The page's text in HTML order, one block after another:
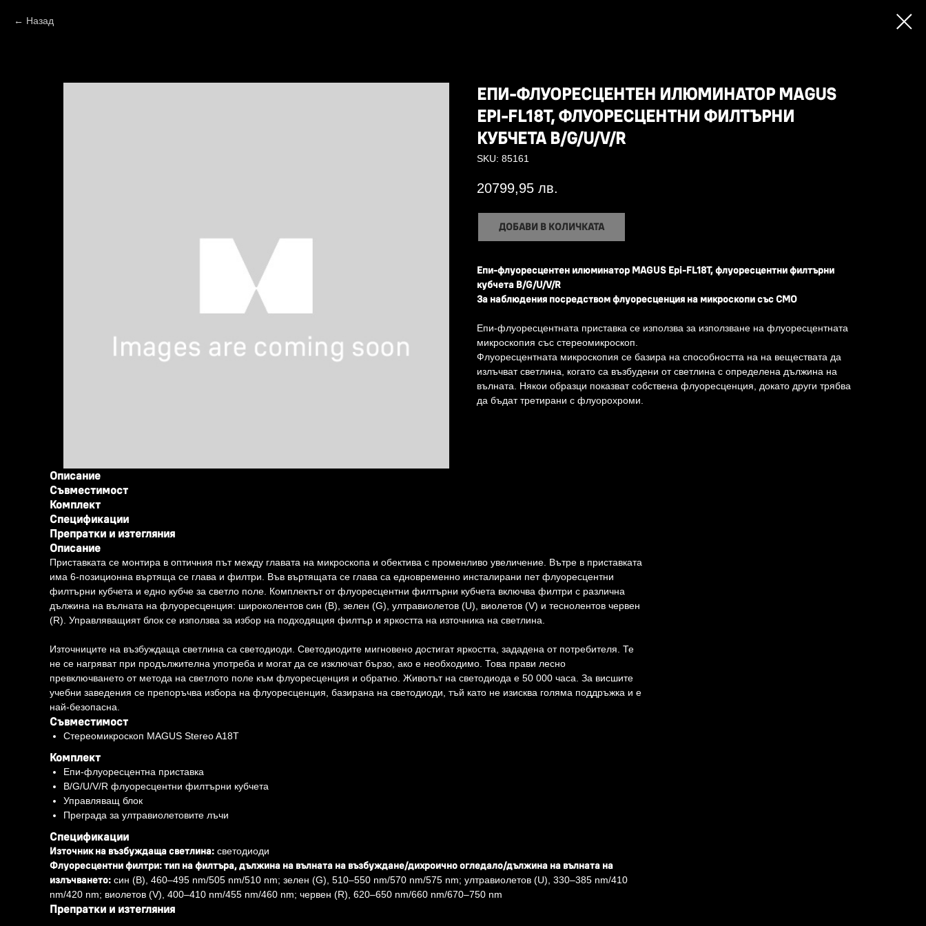
Назад
ЕПИ-ФЛУОРЕСЦЕНТЕН ИЛЮМИНАТОР MAGUS
EPI-FL18T, ФЛУОРЕСЦЕНТНИ ФИЛТЪРНИ
КУБЧЕТА B/G/U/V/R
SKU: 85161
20799,95 лв.
ДОБАВИ В КОЛИЧКАТА
Епи-флуоресцентен илюминатор MAGUS Epi-FL18T, флуоресцентни филтърни
кубчета B/G/U/V/R
За наблюдения посредством флуоресценция на микроскопи със CMO
Епи-флуоресцентната приставка се използва за използване на флуоресцентната
микроскопия със стереомикроскоп.
Флуоресцентната микроскопия се базира на способността на на веществата да
излъчват светлина, когато са възбудени от светлина с определена дължина на
вълната. Някои образци показват собствена флуоресценция, докато други трябва
да бъдат третирани с флуорохроми.
Описание
Съвместимост
Комплект
Спецификации
Препратки и изтегляния
Описание
Приставката се монтира в оптичния път между главата на микроскопа и обектива с променливо увеличение. Вътре в приставката
има 6-позиционна въртяща се глава и филтри. Във въртящата се глава са едновременно инсталирани пет флуоресцентни
филтърни кубчета и едно кубче за светло поле. Комплектът от флуоресцентни филтърни кубчета включва филтри с различна
дължина на вълната на флуоресценция: широколентов син (B), зелен (G), ултравиолетов (U), виолетов (V) и теснолентов червен
(R). Управляващият блок се използва за избор на подходящия филтър и яркостта на източника на светлина.
Източниците на възбуждаща светлина са светодиоди. Светодиодите мигновено достигат яркостта, зададена от потребителя. Те
не се нагряват при продължителна употреба и могат да се изключат бързо, ако е необходимо. Това прави лесно
превключването от метода на светлото поле към флуоресценция и обратно. Животът на светодиода е 50 000 часа. За висшите
учебни заведения се препоръчва избора на флуоресценция, базирана на светодиоди, тъй като не изисква голяма поддръжка и е
най-безопасна.
Съвместимост
Стереомикроскоп MAGUS Stereo A18T
Комплект
Епи-флуоресцентна приставка
B/G/U/V/R флуоресцентни филтърни кубчета
Управляващ блок
Преграда за ултравиолетовите лъчи
Спецификации
Източник на възбуждаща светлина: светодиоди
Флуоресцентни филтри: тип на филтъра, дължина на вълната на възбуждане/дихроично огледало/дължина на вълната на
излъчването: син (B), 460–495 nm/505 nm/510 nm; зелен (G), 510–550 nm/570 nm/575 nm; ултравиолетов (U), 330–385 nm/410
nm/420 nm; виолетов (V), 400–410 nm/455 nm/460 nm; червен (R), 620–650 nm/660 nm/670–750 nm
Препратки и изтегляния